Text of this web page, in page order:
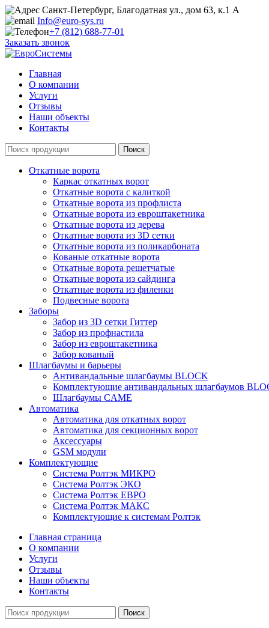
Санкт-Петербург, Благодатная ул., дом 63, к.1 А
Info@euro-sys.ru
+7 (812) 688-77-01
Заказать звонок
Главная
О компании
Услуги
Отзывы
Наши объекты
Контакты
Откатные ворота
Каркас откатных ворот
Откатные ворота с калиткой
Откатные ворота из профлиста
Откатные ворота из евроштакетника
Откатные ворота из дерева
Откатные ворота из 3D сетки
Откатные ворота из поликарбоната
Кованые откатные ворота
Откатные ворота решетчатые
Откатные ворота из сайдинга
Откатные ворота из филенки
Подвесные ворота
Заборы
Забор из 3D сетки Гиттер
Забор из профнастила
Забор из евроштакетника
Забор кованый
Шлагбаумы и барьеры
Антивандальные шлагбаумы BLOCK
Комплектующие антивандальных шлагбаумов
Шлагбаумы CAME
Автоматика
Автоматика для откатных ворот
Автоматика для секционных ворот
Аксессуары
GSM модули
Комплектующие
Система Ролтэк МИКРО
Система Ролтэк ЭКО
Система Ролтэк ЕВРО
Система Ролтэк МАКС
Комплектующие к системам Ролтэк
Главная страница
О компании
Услуги
Отзывы
Наши объекты
Контакты